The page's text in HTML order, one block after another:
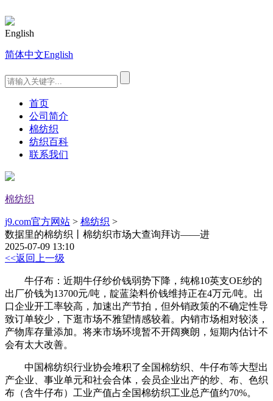
English
简体中文English
首页
公司简介
棉纺织
纺织百科
联系我们
棉纺织
j9.com官方网站 > 棉纺织 >
数据里的棉纺织丨棉纺织市场大查询拜访——进
2025-07-09 13:10
<<返回上一级
牛仔布：近期牛仔纱价钱弱势下降，纯棉10英支OE纱的
出厂价钱为13700元/吨，靛蓝染料价钱维持正在4万元/吨。出
口企业开工率较高，加速出产节拍，但外销政策的不确定性导
致订单较少，下逛市场不雅望情感较着。内销市场相对较淡，
产物库存量添加。将来市场环境暂不开阔爽朗，短期内估计不
会有太大改善。
中国棉纺织行业协会堆积了全国棉纺织、牛仔布等大型出
产企业、事业单元和社会合体，会员企业出产的纱、布、色织
布（含牛仔布）工业产值占全国棉纺织工业总产值约70%。